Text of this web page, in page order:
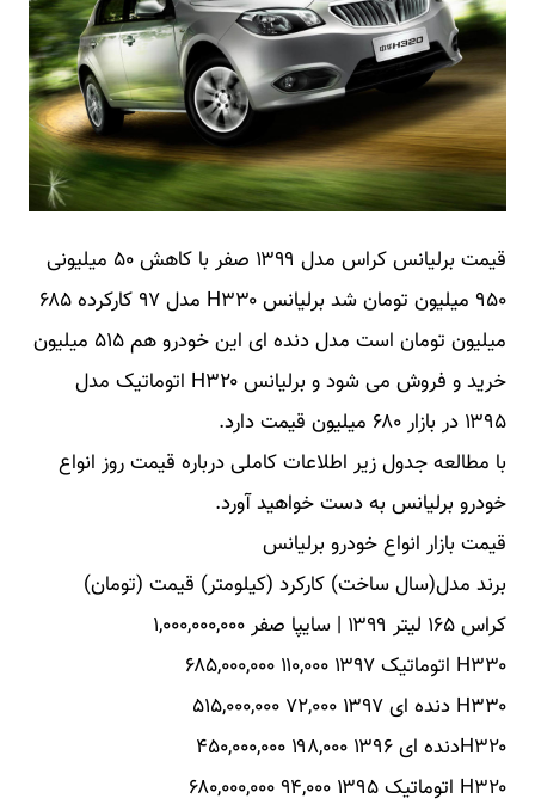
قیمت برلیانس کراس مدل ۱۳۹۹ صفر با کاهش ۵۰ میلیونی
۹۵۰ میلیون تومان شد برلیانس H۳۳۰ مدل ۹۷ کارکرده ۶۸۵
میلیون تومان است مدل دنده ای این خودرو هم ۵۱۵ میلیون
خرید و فروش می شود و برلیانس H۳۲۰ اتوماتیک مدل
۱۳۹۵ در بازار ۶۸۰ میلیون قیمت دارد.
با مطالعه جدول زیر اطلاعات کاملی درباره قیمت روز انواع
خودرو برلیانس به دست خواهید آورد.
قیمت بازار انواع خودرو برلیانس
برند مدل(سال ساخت) کارکرد (کیلومتر) قیمت (تومان)
کراس ۱۶۵ لیتر ۱۳۹۹ | سایپا صفر ۱,۰۰۰,۰۰۰,۰۰۰
H۳۳۰ اتوماتیک ۱۳۹۷ ۱۱۰,۰۰۰ ۶۸۵,۰۰۰,۰۰۰
H۳۳۰ دنده ای ۱۳۹۷ ۷۲,۰۰۰ ۵۱۵,۰۰۰,۰۰۰
H۳۲۰دنده ای ۱۳۹۶ ۱۹۸,۰۰۰ ۴۵۰,۰۰۰,۰۰۰
H۳۲۰ اتوماتیک ۱۳۹۵ ۹۴,۰۰۰ ۶۸۰,۰۰۰,۰۰۰